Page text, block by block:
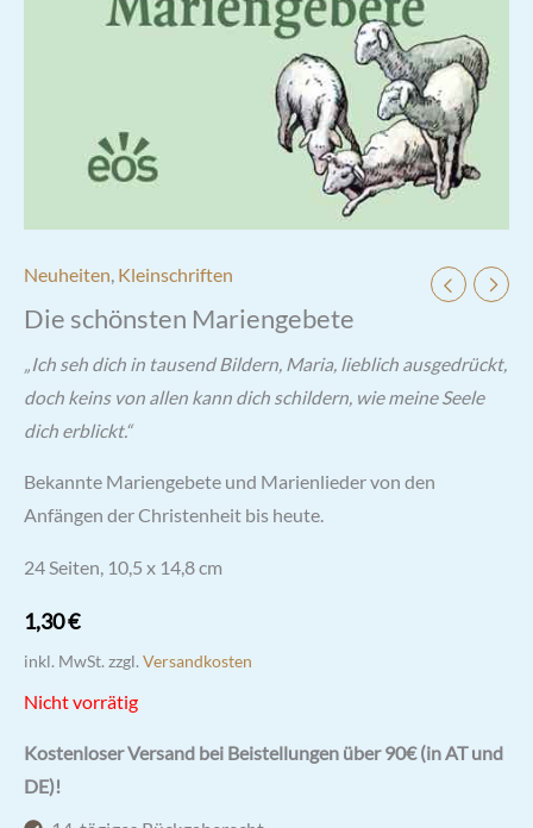
Neuheiten, Kleinschriften
Die schönsten Mariengebete
„Ich seh dich in tausend Bildern, Maria, lieblich ausgedrückt,
doch keins von allen kann dich schildern, wie meine Seele
dich erblickt.“
Bekannte Mariengebete und Marienlieder von den
Anfängen der Christenheit bis heute.
24 Seiten, 10,5 x 14,8 cm
1,30€
inkl. MwSt. zzgl. Versandkosten
Nicht vorrätig
Kostenloser Versand bei Beistellungen über 90€ (in AT und
DE)!